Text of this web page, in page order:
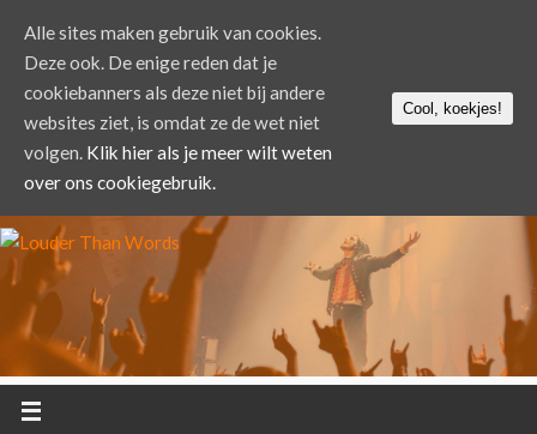
Alle sites maken gebruik van cookies.
Deze ook. De enige reden dat je
cookiebanners als deze niet bij andere
websites ziet, is omdat ze de wet niet
volgen. Klik hier als je meer wilt weten
over ons cookiegebruik.
Cool, koekjes!